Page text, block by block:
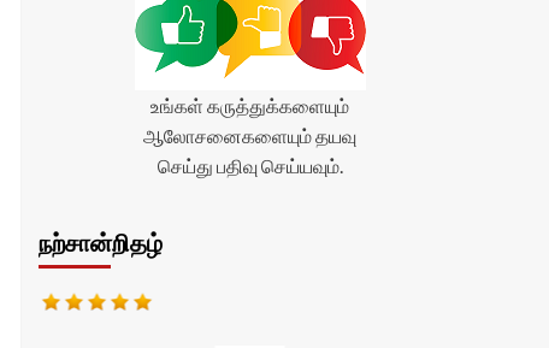
உங்கள் கருத்துக்களையும்
ஆலோசனைகளையும் தயவு
செய்து பதிவு செய்யவும்.
நற்சான்றிதழ்